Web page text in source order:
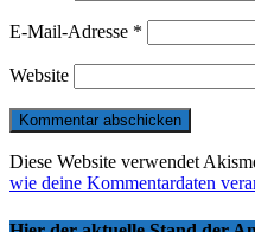
E-Mail-Adresse *
Website
Diese Website verwendet
wie deine Kommentardaten